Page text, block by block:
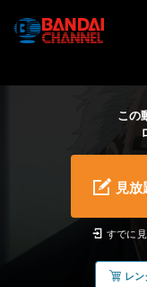
この
見
すでに
レ